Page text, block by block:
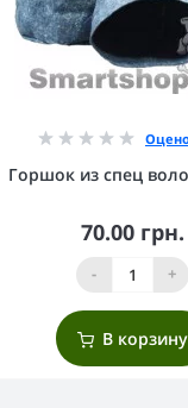
Горшок из спец
70.00 грн.
- +
В корзину